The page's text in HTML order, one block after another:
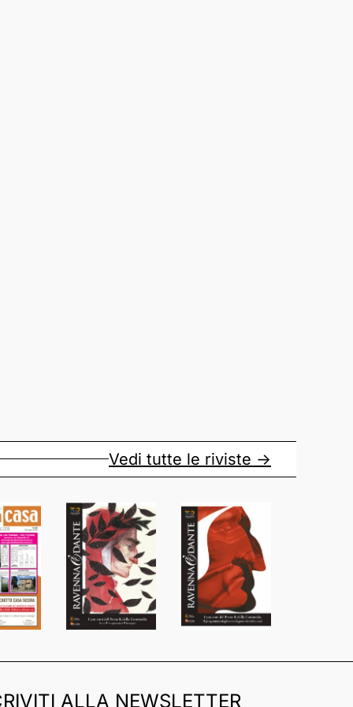
Vedi tutte le riviste ->
ALLA NEWSLETTER